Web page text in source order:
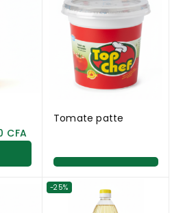
CFA
Tomate patte
-25%